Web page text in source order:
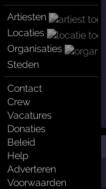
Artiesten
Locaties
Organisaties
Steden
Contact
Crew
Vacatures
Donaties
Beleid
Help
Adverteren
Voorwaarden